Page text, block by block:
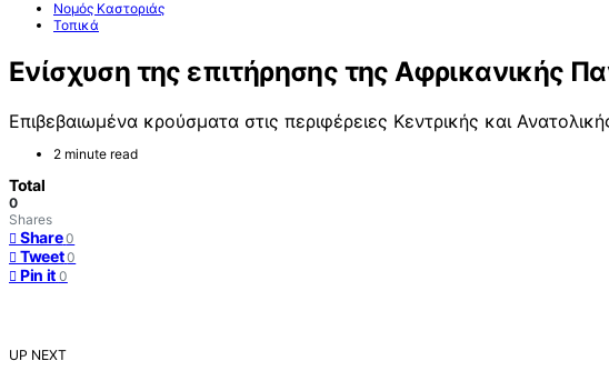
Νομός Καστοριάς
Τοπικά
Ενίσχυση της επιτήρησης της Αφρικανικής
Επιβεβαιωμένα κρούσματα στις περιφέρειες Κεντρικής και
2 minute read
Total
0
Shares
Share 0
Tweet 0
Pin it 0
UP NEXT